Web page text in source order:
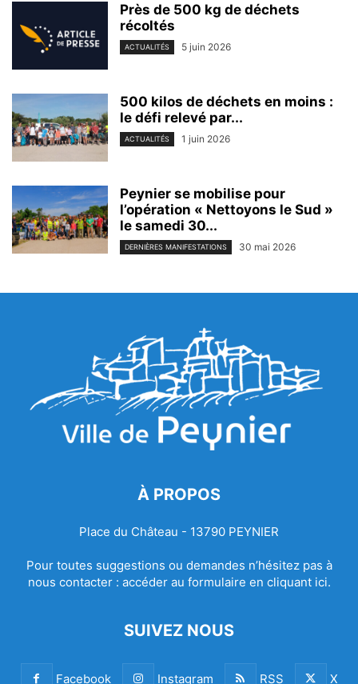
Près de 500 kg de déchets
récoltés
ACTUALITÉS 5 juin 2026
500 kilos de déchets en moins :
le défi relevé par...
ACTUALITÉS 1 juin 2026
Peynier se mobilise pour
l’opération « Nettoyons le Sud »
le samedi 30...
DERNIÈRES MANIFESTATIONS 30 mai 2026
À PROPOS
Place du Château - 13790 PEYNIER
Pour toutes suggestions ou demandes n’hésitez pas à
nous contacter : accéder au formulaire en cliquant ici.
SUIVEZ NOUS
Facebook Instagram RSS X